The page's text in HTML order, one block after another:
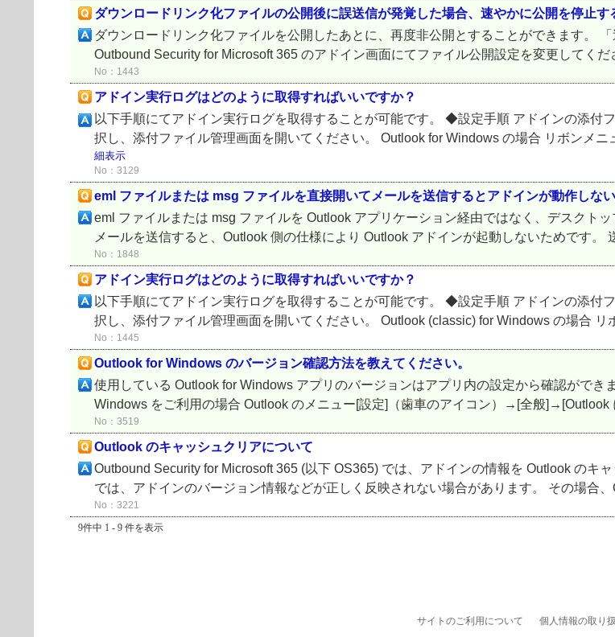
ダウンロードリンク化ファイルの公開後に誤送信が発覚した場合、速やかに公開を停止す
ダウンロードリンク化ファイルを公開したあとに、再度非公開とすることができます。
Outbound Security for Microsoft 365 のアドイン画面にてファイル公開設定を変更してく
No：1443
アドイン実行ログはどのように取得すればいいですか？
以下手順にてアドイン実行ログを取得することが可能です。 ◆設定手順 アドインの添付
択し、添付ファイル管理画面を開いてください。 Outlook for Windows の場合 リボンメ
細表示
No：3129
eml ファイルまたは msg ファイルを直接開いてメールを送信するとアドインが動作しな
eml ファイルまたは msg ファイルを Outlook アプリケーション経由ではなく、デスクト
メールを送信すると、Outlook 側の仕様により Outlook アドインが起動しないためです。
No：1848
アドイン実行ログはどのように取得すればいいですか？
以下手順にてアドイン実行ログを取得することが可能です。 ◆設定手順 アドインの添付
択し、添付ファイル管理画面を開いてください。 Outlook (classic) for Windows の場合
No：1445
Outlook for Windows のバージョン確認方法を教えてください。
使用している Outlook for Windows アプリのバージョンはアプリ内の設定から確認がで
Windows をご利用の場合 Outlook のメニュー[設定]（歯車のアイコン）→[全般]→[Outlook
No：3519
Outlook のキャッシュクリアについて
Outbound Security for Microsoft 365 (以下 OS365) では、アドインの情報を Outlook のキ
では、アドインのバージョン情報などが正しく反映されない場合があります。 その場合、
No：3221
9件中 1 - 9 件を表示
サイトのご利用について 個人情報の取り